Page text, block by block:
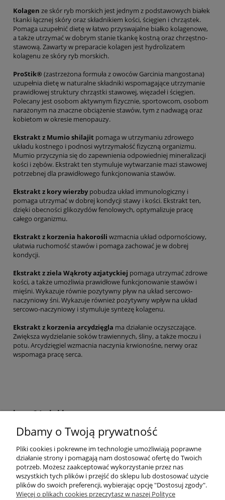
Kolagen ze skór ryb morskich jest jednym z podstawowych białek
tkanki łącznej skóry oraz składnikiem kości, ścięgien i chrząstek.
Pomaga uzupełnić dietę w łatwo przyswajalne białko kolagenowe,
a także utrzymać w dobrym stanie tkankę kostną oraz chrzęstno-
stawową. Zawarty w preparacie kolagen jest hydrolizatem
kolagenu ze skóry ryb morskich.
ProStik® (zastrzeżona formuła z owoców Garcinia mangostana)
uzupełnia dietę w naturalne składniki wspomagające utrzymanie
prawidłowej struktury chrząstki stawowej, więzadeł i ścięgien.
Polecany jest osobom aktywnym fizycznie, sportowcom, osobom
narażonym na znaczne obciążenie stawów, tym z nadwagą oraz
kobietom w okresie menopauzy.
Ekstrakt z Mumio shilajit pomaga w utrzymaniu zdrowego
układu kostnego i podnosi wytrzymałość fizyczną organizmu.
Mumio przyczynia się do zapewnienia odpowiedniej mineralizacji
kości i zębów. Ekstrakt ten stymuluje wytwarzanie mazi stawowej
potrzebnej dla prawidłowego funkcjonowania stawów.
Ekstrakt z kory wierzbypobudza układ immunologiczny i
pomaga utrzymać w dobrej kondycji stawy i kości. Ekstrakt ten,
dzięki obecności glikozydów fenolowych, optymalizuje pracę
całego organizmu.
Ekstrakt z korzenia hakorośli wzmacnia układ odpornościowy,
ułatwia ruchomość stawów i pomaga zachować je w dobrej
kondycji.
Ekstrakt z ziela Wąkroty azjatyckiej pomaga utrzymać zdrowe
kości, a także umożliwia prawidłowe funkcjonowanie stawów i
mięśni. Wykazuje równie pozytywny pływ na układ sercowo-
naczyniowy śni. Wykazuje również pozytywny wpływ na układ
sercowo-naczyniowy i stymuluje syntezę kolagenu.
Ekstrakt z korzenia arcydzięgla ma działanie oczyszczające.
Zwiększa wydzielanie soków trawiennych, śliny, a także moczu i
potu. Arcydzięgiel wzmacnia naczynia krwionośne, nerwy oraz
wspomaga pracę serca.
krem24.pl sklep
+48 508 283 281
sklep@krem24.pl
Litewska 10
51-354Wrocław woj. dolnośląskie
NIP 8981978725
Pomoc
Dbamy o Twoją prywatność
Pliki cookies i pokrewne im technologie umożliwiają poprawne
działanie strony i pomagają nam dostosować ofertę do Twoich
potrzeb. Możesz zaakceptować wykorzystanie przez nas
wszystkich tych plików i przejść do sklepu lub dostosować użycie
plików do swoich preferencji, wybierając opcję "Dostosuj zgody".
Więcej o plikach cookies przeczytasz w naszej Polityce